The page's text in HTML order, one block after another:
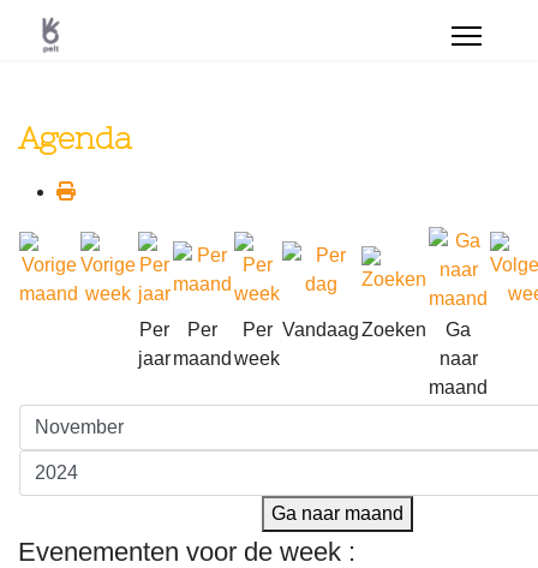
Agenda
Per
jaar
Per
maand
Per
week
VandaagZoeken
Ga
naar
maand
Ga naar maand
Evenementen voor de week :